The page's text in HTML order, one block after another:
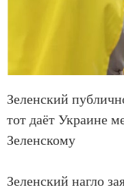
Зеленский
тот даёт Украине
Зеленскому
Зеленский нагло